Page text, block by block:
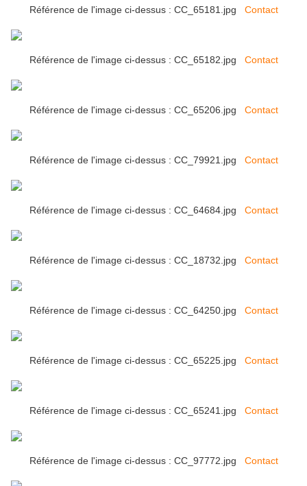
Référence de l'image ci-dessus : CC_65181.jpg Contact
Référence de l'image ci-dessus : CC_65182.jpg Contact
Référence de l'image ci-dessus : CC_65206.jpg Contact
Référence de l'image ci-dessus : CC_79921.jpg Contact
Référence de l'image ci-dessus : CC_64684.jpg Contact
Référence de l'image ci-dessus : CC_18732.jpg Contact
Référence de l'image ci-dessus : CC_64250.jpg Contact
Référence de l'image ci-dessus : CC_65225.jpg Contact
Référence de l'image ci-dessus : CC_65241.jpg Contact
Référence de l'image ci-dessus : CC_97772.jpg Contact